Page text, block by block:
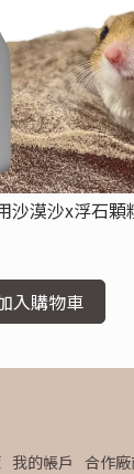
沙漠沙x浮石顆
入購物車
我的帳戶 合作